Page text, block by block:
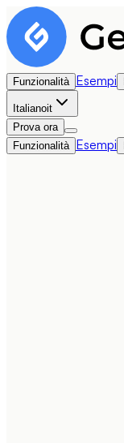
Funzionalità Esempi
Italianoit
Prova ora
Funzionalità Esempi